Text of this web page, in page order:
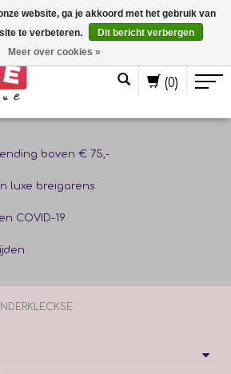
(0)
boven € 75,-
luxe breigarens
COVID-19
website, ga je akkoord met het gebruik van
te verbeteren.
Dit bericht verbergen
Meer over cookies »